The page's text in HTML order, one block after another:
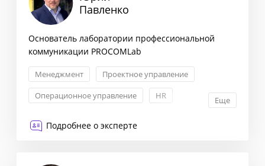
Павленко
Основатель лаборатории профессиональной
коммуникации PROCOMLab
Менеджмент
Проектное управление
Операционное управление
HR Еще
Подробнее о эксперте